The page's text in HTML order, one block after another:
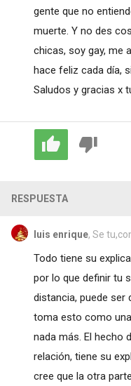
gente que no
muerte. Y no des
chicas, soy gay, me
hace feliz cada día,
Saludos y gracias x
RESPUESTA
luis enrique, Se
Todo tiene su
por lo que definir tu
distancia, puede ser
toma esto como
nada más. El hecho
relación, tiene su
cree que la otra